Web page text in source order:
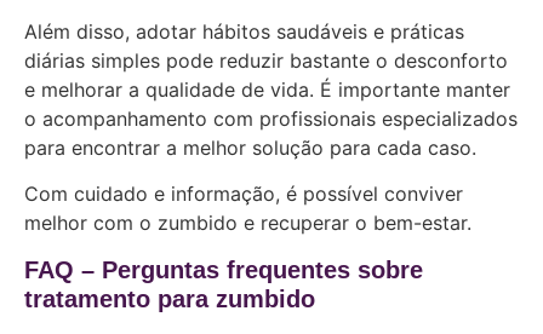
Além disso, adotar hábitos saudáveis e práticas
diárias simples pode reduzir bastante o desconforto
e melhorar a qualidade de vida. É importante manter
o acompanhamento com profissionais especializados
para encontrar a melhor solução para cada caso.
Com cuidado e informação, é possível conviver
melhor com o zumbido e recuperar o bem-estar.
FAQ – Perguntas frequentes sobre
tratamento para zumbido